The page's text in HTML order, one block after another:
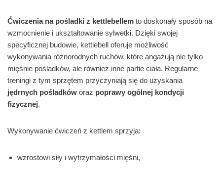
Ćwiczenia na pośladki z kettlebellem to doskonały sposób na
wzmocnienie i ukształtowanie sylwetki. Dzięki swojej
specyficznej budowie, kettlebell oferuje możliwość
wykonywania różnorodnych ruchów, które angażują nie tylko
mięśnie pośladków, ale również inne partie ciała. Regularne
treningi z tym sprzętem przyczyniają się do uzyskania
jędrnych pośladków oraz poprawy ogólnej kondycji
fizycznej.
Wykonywanie ćwiczeń z kettlem sprzyja:
wzrostowi siły i wytrzymałości mięśni,